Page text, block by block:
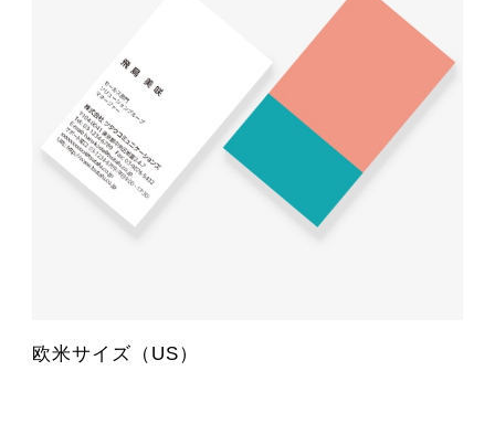
欧米サイズ（US）